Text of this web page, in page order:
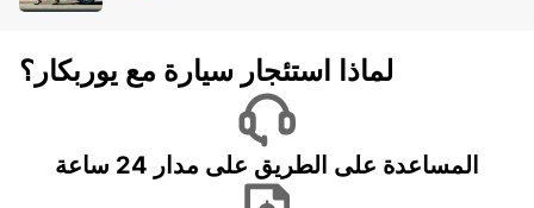
لماذا استئجار سيارة مع يوربكار؟
المساعدة على الطريق على مدار 24 ساعة